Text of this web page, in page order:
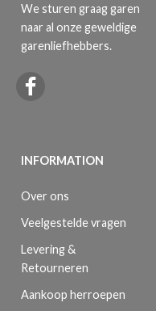
We sturen graag garen
naar al onze geweldige
garenliefhebbers.
INFORMATION
Over ons
Veelgestelde vragen
Levering &
Retourneren
Aankoop herroepen